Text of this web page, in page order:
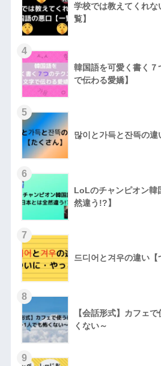
学校では教えてくれ
覧】
4
韓国語を可愛く書く
で伝わる愛嬌】
5
많이と가득と잔뜩の違
6
LoLのチャンピオン韓
然違う!?】
7
드디어と겨우の違い【
8
【会話形式】カフェ
くない～
9